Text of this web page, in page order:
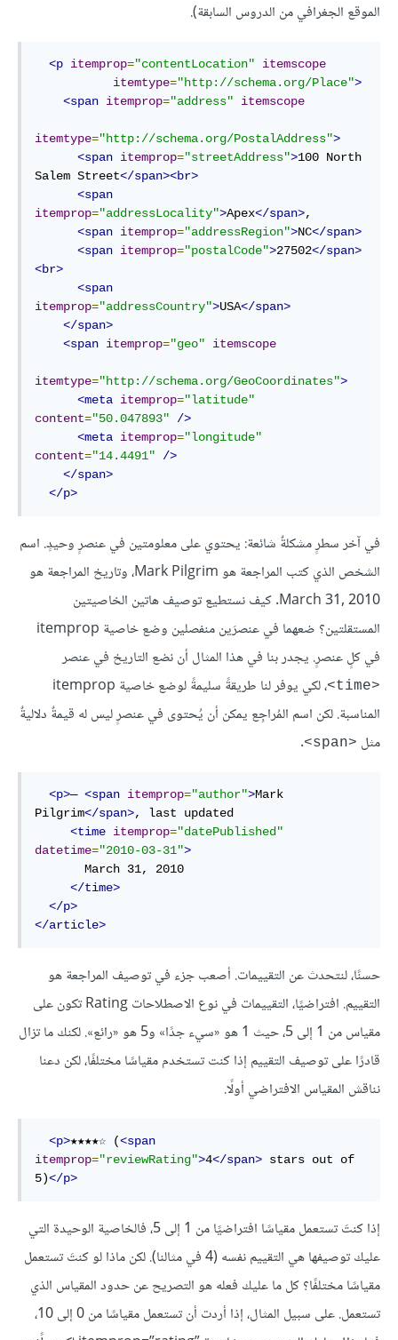
الموقع الجغرافي من الدروس السابقة).
<p itemprop="contentLocation"
itemscope
itemtype="http://schema.org/Place">
<span itemprop="address" itemscope
itemtype="http://schema.org/PostalAddress">
<span itemprop="streetAddress">100 North
Salem Street</span><br>
<span
itemprop="addressLocality">Apex</span>,
<span itemprop="addressRegion">NC</span>
<span itemprop="postalCode">27502</span>
<br>
<span
itemprop="addressCountry">USA</span>
</span>
<span itemprop="geo" itemscope
itemtype="http://schema.org/GeoCoordinates">
<meta itemprop="latitude"
content="50.047893"
/>
<meta itemprop="longitude"
content="14.4491"
/>
</span>
</p>
في آخر سطرٍ مشكلةٌ شائعة: يحتوي على معلومتين في عنصرٍ وحيدٍ. اسم
الشخص الذي كتب المراجعة هو Mark Pilgrim، وتاريخ المراجعة هو
March 31, 2010. كيف نستطيع توصيف هاتين الخاصيتين
المستقلتين؟ ضعهما في عنصرَين منفصلين وضع خاصية itemprop
في كلٍ عنصرٍ. يجدر بنا في هذا المثال أن نضع التاريخ في عنصر
<time>
، لكي يوفر لنا طريقةً سليمةً لوضع خاصية itemprop
المناسبة. لكن اسم المُراجِع يمكن أن يُحتوى في عنصرٍ ليس له قيمةٌ دلاليةٌ
مثل <span>
.
<p>— <span itemprop="author">Mark
Pilgrim</span>, last updated
<time itemprop="datePublished"
datetime="2010-03-31">
</time>
</p>
</article>
حسنًا، لنتحدث عن التقييمات. أصعب جزء في توصيف المراجعة هو
التقييم. افتراضيًا، التقييمات في نوع الاصطلاحات Rating تكون على
مقياس من 1 إلى 5، حيث 1 هو «سيء جدًا» و5 هو «رائع». لكنك ما تزال
قادرًا على توصيف التقييم إذا كنت تستخدم مقياسًا مختلفًا، لكن دعنا
نناقش المقياس الافتراضي أولًا.
<p>★★★★☆ (<span
itemprop="reviewRating">4</span> stars out of
5)</p>
إذا كنتَ تستعمل مقياسًا افتراضيًا من 1 إلى 5، فالخاصية الوحيدة التي
عليك توصيفها هي التقييم نفسه (4 في مثالنا). لكن ماذا لو كنتَ تستعمل
مقياسًا مختلفًا؟ كل ما عليك فعله هو التصريح عن حدود المقياس الذي
تستعمل. على سبيل المثال، إذا أردت أن تستعمل مقياسًا من 0 إلى 10،